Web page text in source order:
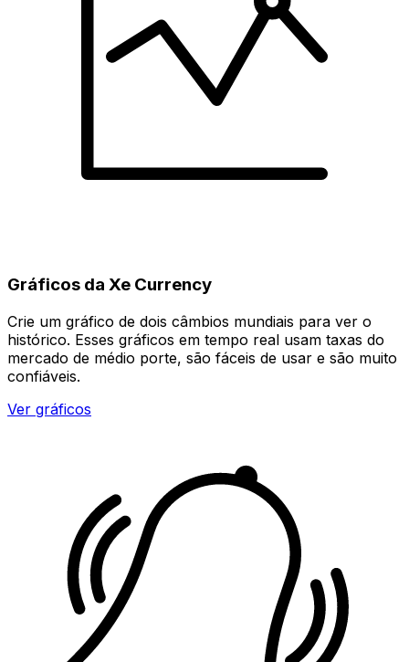
Gráficos da Xe Currency
Crie um gráfico de dois câmbios mundiais para ver o
histórico. Esses gráficos em tempo real usam taxas do
mercado de médio porte, são fáceis de usar e são muito
confiáveis.
Ver gráficos